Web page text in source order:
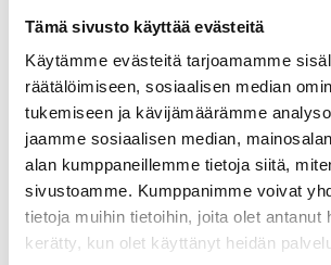
Tämä sivusto käyttää evästeitä
Käytämme evästeitä tarjoamamme
räätälöimiseen, sosiaalisen median
tukemiseen ja kävijämäärämme
jaamme sosiaalisen median,
alan kumppaneillemme tietoja siitä,
sivustoamme. Kumppanimme voivat
tietoja muihin tietoihin, joita olet antanut
kerätty, kun olet käyttänyt heidän
Pesuaineet
Ravintolatarvikkeet
Kahvi
Kertakäyttöastiat
Servetit